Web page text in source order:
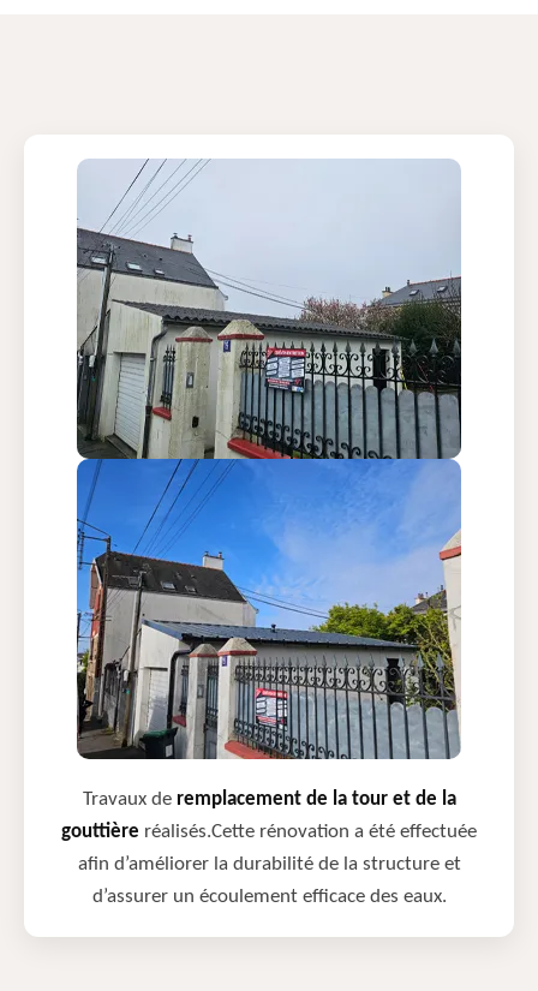
Travaux de remplacement de la tour et de la
gouttière réalisés.Cette rénovation a été effectuée
afin d’améliorer la durabilité de la structure et
d’assurer un écoulement efficace des eaux.